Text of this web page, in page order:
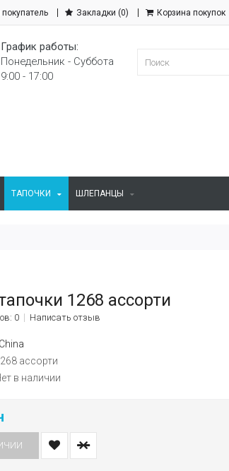
Закладки (0) Корзина покупок
График работы:
Понедельник - Суббота
9:00 - 17:00
ТАПОЧКИ ШЛЕПАНЦЫ
1268 ассорти
0 Написать отзыв
China
ассорти
в наличии